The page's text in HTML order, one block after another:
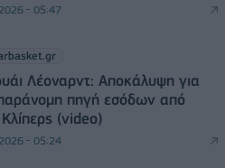
- 05:47
Λέοναρντ: Αποκάλυψη για
πηγή εσόδων από
(video)
- 05:24